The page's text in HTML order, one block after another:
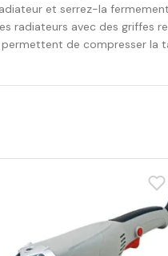
et serrez-la
radiateurs avec des griffes
de compresser